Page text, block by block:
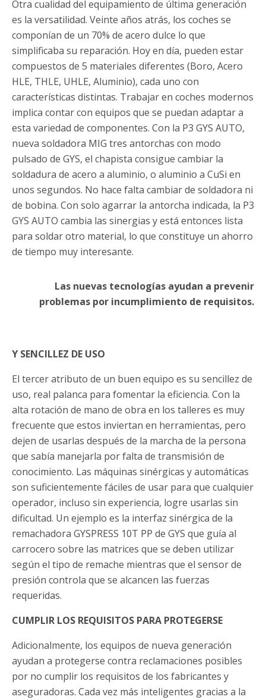
Otra cualidad del equipamiento de última generación
es la versatilidad. Veinte años atrás, los coches se
componían de un 70% de acero dulce lo que
simplificaba su reparación. Hoy en día, pueden estar
compuestos de 5 materiales diferentes (Boro, Acero
HLE, THLE, UHLE, Aluminio), cada uno con
características distintas. Trabajar en coches modernos
implica contar con equipos que se puedan adaptar a
esta variedad de componentes. Con la P3 GYS AUTO,
nueva soldadora MIG tres antorchas con modo
pulsado de GYS, el chapista consigue cambiar la
soldadura de acero a aluminio, o aluminio a CuSi en
unos segundos. No hace falta cambiar de soldadora ni
de bobina. Con solo agarrar la antorcha indicada, la P3
GYS AUTO cambia las sinergias y está entonces lista
para soldar otro material, lo que constituye un ahorro
de tiempo muy interesante.
Las nuevas tecnologías ayudan a prevenir
problemas por incumplimiento de requisitos.
Y SENCILLEZ DE USO
El tercer atributo de un buen equipo es su sencillez de
uso, real palanca para fomentar la eficiencia. Con la
alta rotación de mano de obra en los talleres es muy
frecuente que estos inviertan en herramientas, pero
dejen de usarlas después de la marcha de la persona
que sabía manejarla por falta de transmisión de
conocimiento. Las máquinas sinérgicas y automáticas
son suficientemente fáciles de usar para que cualquier
operador, incluso sin experiencia, logre usarlas sin
dificultad. Un ejemplo es la interfaz sinérgica de la
remachadora GYSPRESS 10T PP de GYS que guía al
carrocero sobre las matrices que se deben utilizar
según el tipo de remache mientras que el sensor de
presión controla que se alcancen las fuerzas
requeridas.
CUMPLIR LOS REQUISITOS PARA PROTEGERSE
Adicionalmente, los equipos de nueva generación
ayudan a protegerse contra reclamaciones posibles
por no cumplir los requisitos de los fabricantes y
aseguradoras. Cada vez más inteligentes gracias a la